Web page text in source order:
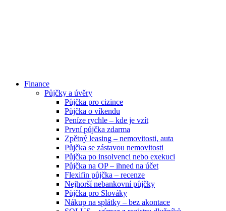
Finance
Půjčky a úvěry
Půjčka pro cizince
Půjčka o víkendu
Peníze rychle – kde je vzít
První půjčka zdarma
Zpětný leasing – nemovitosti, auta
Půjčka se zástavou nemovitosti
Půjčka po insolvenci nebo exekuci
Půjčka na OP – ihned na účet
Flexifin půjčka – recenze
Nejhorší nebankovní půjčky
Půjčka pro Slováky
Nákup na splátky – bez akontace